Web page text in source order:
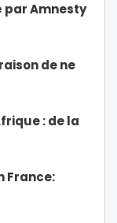
par Amnesty
de ne
: de la
France: